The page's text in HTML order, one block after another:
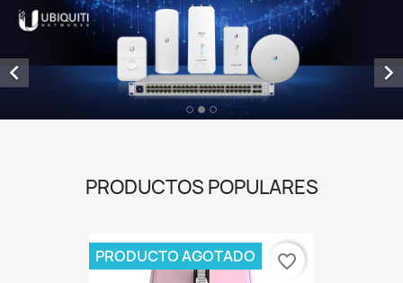
 
PRODUCTOS POPULARES
PRODUCTO AGOTADO favorite_border